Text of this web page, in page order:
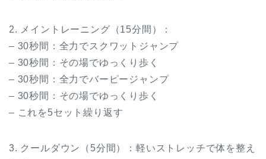
2. メイントレーニング（15分間）：
– 30秒間：全力でスクワットジャンプ
– 30秒間：その場でゆっくり歩く
– 30秒間：全力でバーピージャンプ
– 30秒間：その場でゆっくり歩く
– これを5セット繰り返す
3. クールダウン（5分間）：軽いストレッチで体を整え